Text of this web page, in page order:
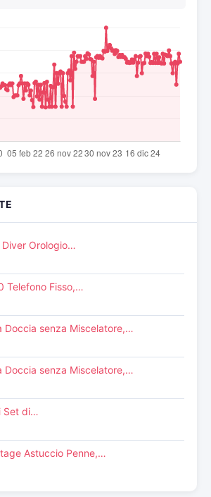
Orologio…
Telefono Fisso,…
Doccia senza Miscelatore,…
Doccia senza Miscelatore,…
Set di…
Astuccio Penne,…